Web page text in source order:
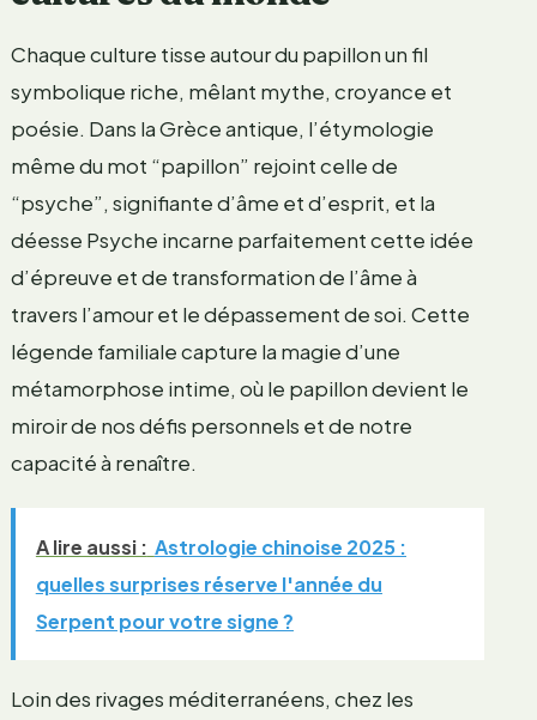
Chaque culture tisse autour du papillon un fil
symbolique riche, mêlant mythe, croyance et
poésie. Dans la Grèce antique, l’étymologie
même du mot “papillon” rejoint celle de
“psyche”, signifiante d’âme et d’esprit, et la
déesse Psyche incarne parfaitement cette idée
d’épreuve et de transformation de l’âme à
travers l’amour et le dépassement de soi. Cette
légende familiale capture la magie d’une
métamorphose intime, où le papillon devient le
miroir de nos défis personnels et de notre
capacité à renaître.
A lire aussi : Astrologie chinoise 2025 :
quelles surprises réserve l'année du
Serpent pour votre signe ?
Loin des rivages méditerranéens, chez les